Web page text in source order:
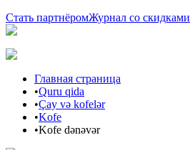
Стать партнёромЖурнал со скидками
Главная страница
•Quru qida
•Çay və kofelər
•Kofe
•Kofe dənəvər